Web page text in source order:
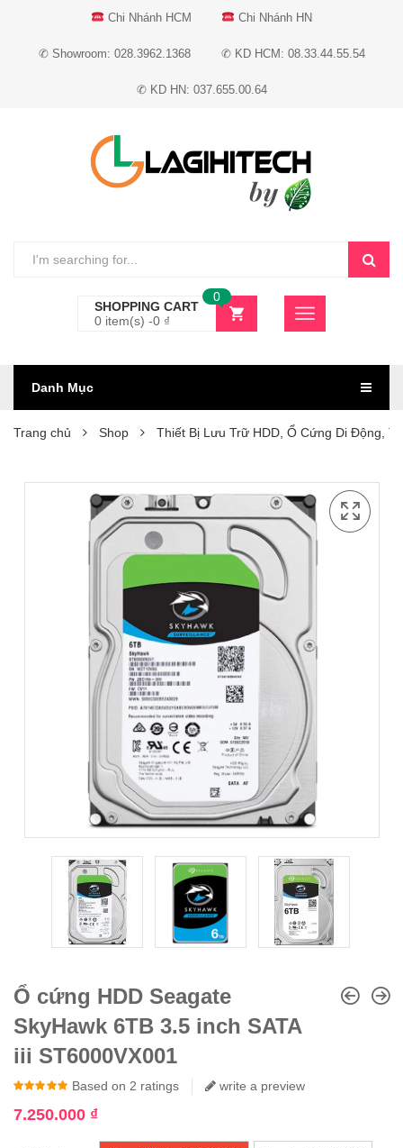
Chi Nhánh HCM Chi Nhánh HN
✆ Showroom: 028.3962.1368 ✆ KD HCM: 08.33.44.55.54
✆ KD HN: 037.655.00.64
SHOPPING CART
0 item(s) -0 ₫
0
Danh Mục
Trang chủ Shop Thiết Bị Lưu Trữ HDD, Ổ Cứng Di Động,
Ổ cứng HDD Seagate
SkyHawk 6TB 3.5 inch SATA
iii ST6000VX001
5.00out of5
Based on 2 ratings write a preview
7.250.000 ₫